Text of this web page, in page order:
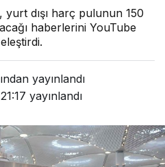
dışı harç pulunun 150
haberlerini YouTube
yayınlandı
yayınlandı